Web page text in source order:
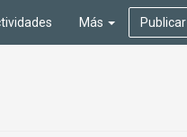
Más Publicar